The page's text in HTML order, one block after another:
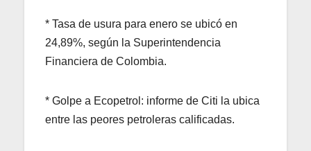
* Tasa de usura para enero se ubicó en
24,89%, según la Superintendencia
Financiera de Colombia.
* Golpe a Ecopetrol: informe de Citi la ubica
entre las peores petroleras calificadas.